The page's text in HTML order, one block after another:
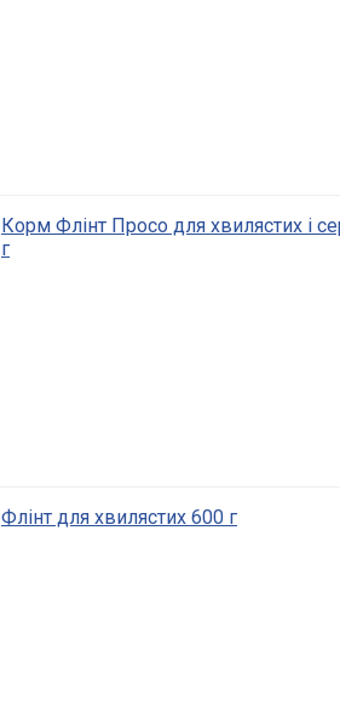
Корм Флінт Просо для хвилястих і
г
Флінт для хвилястих 600 г